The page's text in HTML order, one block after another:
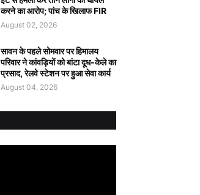
करने का आरोप; पांच के खिलाफ FIR
August 02, 2026
सावन के पहले सोमवार पर हिमालय
परिवार ने कांवड़ियों को बांटा दूध-केले का
प्रसाद, रेलवे स्टेशन पर हुआ सेवा कार्य
August 04, 2026